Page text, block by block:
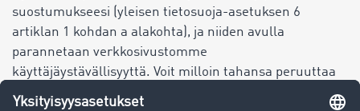
suostumukseesi (yleisen tietosuoja-asetuksen 6
artiklan 1 kohdan a alakohta), ja niiden avulla
parannetaan verkkosivustomme
käyttäjäystävällisyyttä. Voit milloin tahansa peruuttaa
suostumuksesi tietojen käsittelyyn.